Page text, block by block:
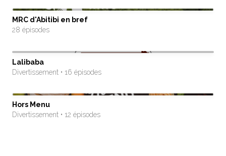
MRC d'Abitibi en bref
28 épisodes
Lalibaba
Divertissement • 16 épisodes
Hors Menu
Divertissement • 12 épisodes